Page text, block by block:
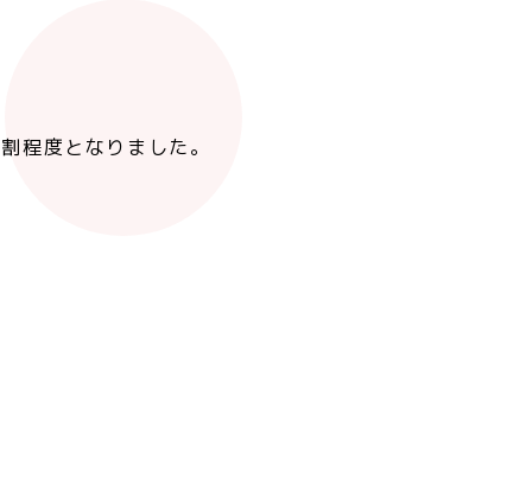
程度となりました。